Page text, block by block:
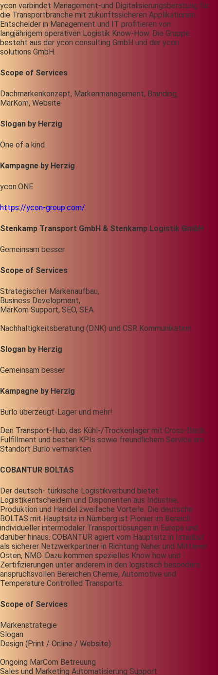
ycon verbindet Management-und Digitalisierungsberatung für
die Transportbranche mit zukunftssicheren Applikationen.
Entscheider in Management und IT profitieren von
langjährigem operativen Logistik Know-How. Die Gruppe
besteht aus der ycon consulting GmbH und der ycon
solutions GmbH.
Scope of Services
Dachmarkenkonzept, Markenmanagement, Branding,
MarKom, Website
Slogan by Herzig
One of a kind
Kampagne by Herzig
ycon.ONE
https://ycon-group.com/
Stenkamp Transport GmbH & Stenkamp Logistik GmbH
Gemeinsam besser
Scope of Services
Strategischer Markenaufbau,
Business Development,
MarKom Support, SEO, SEA.
Nachhaltigkeitsberatung (DNK) und CSR Kommunikation
Slogan by Herzig
Gemeinsam besser
Kampagne by Herzig
Burlo überzeugt-Lager und mehr!
Den Transport-Hub, das Kühl-/Trockenlager mit Cross-Dock,
Fulfillment und besten KPIs sowie freundlichem Service am
Standort Burlo vermarkten.
COBANTUR BOLTAS
Der deutsch- türkische Logistikverbund bietet
Logistikentscheidern und Disponenten aus Industrie,
Produktion und Handel zweifache Vorteile. Die deutsche
BOLTAS mit Hauptsitz in Nürnberg ist Pionier im Bereich
individueller intermodaler Transportlösungen in Europa und
darüber hinaus. COBANTUR agiert vom Hauptsitz in Istanbul
als sicherer Netzwerkpartner in Richtung Naher und Mittlerer
Osten, NMO. Dazu kommen spezielles Know how und
Zertifizierungen unter anderem in den logistisch besonders
anspruchsvollen Bereichen Chemie, Automotive und
Temperature Controlled Transports.
Scope of Services
Markenstrategie
Slogan
Design (Print / Online / Website)
Ongoing MarCom Betreuung
Sales und Marketing Automatisierung Support